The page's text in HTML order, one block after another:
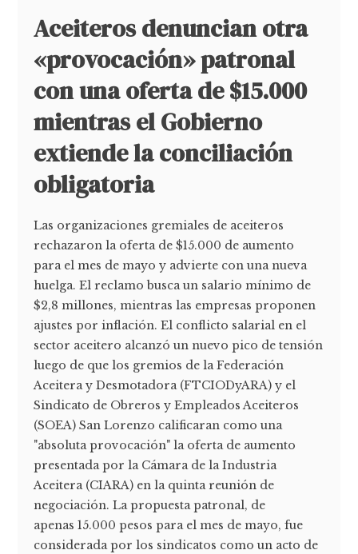
Aceiteros denuncian otra
«provocación» patronal
con una oferta de $15.000
mientras el Gobierno
extiende la conciliación
obligatoria
Las organizaciones gremiales de aceiteros
rechazaron la oferta de $15.000 de aumento
para el mes de mayo y advierte con una nueva
huelga. El reclamo busca un salario mínimo de
$2,8 millones, mientras las empresas proponen
ajustes por inflación. El conflicto salarial en el
sector aceitero alcanzó un nuevo pico de tensión
luego de que los gremios de la Federación
Aceitera y Desmotadora (FTCIODyARA) y el
Sindicato de Obreros y Empleados Aceiteros
(SOEA) San Lorenzo calificaran como una
"absoluta provocación" la oferta de aumento
presentada por la Cámara de la Industria
Aceitera (CIARA) en la quinta reunión de
negociación. La propuesta patronal, de
apenas 15.000 pesos para el mes de mayo, fue
considerada por los sindicatos como un acto de